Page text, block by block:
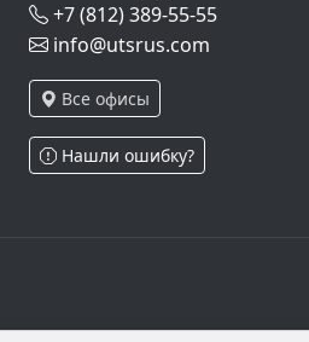
+7 (812) 389-55-55
info@utsrus.com
Все офисы
Нашли ошибку?